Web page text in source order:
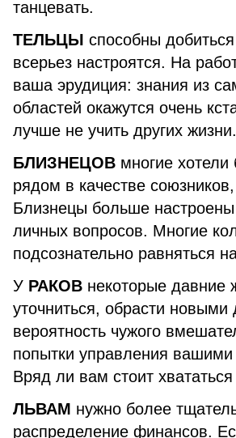
танцевать.
ТЕЛЬЦЫ способны
всерьез настроятся. На
ваша эрудиция: знания из
областей окажутся очень
лучше не учить других жизни.
БЛИЗНЕЦОВ многие хотели
рядом в качестве
Близнецы больше
личных вопросов. Многие
подсознательно равняться
У РАКОВ некоторые давние
уточниться, обрасти новыми
вероятность чужого
попытки управления
Вряд ли вам стоит хвататься
ЛЬВАМ нужно более
распределение финансов.